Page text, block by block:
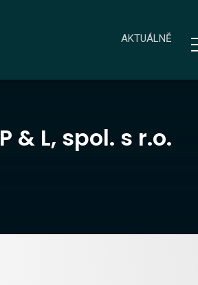
AKTUÁLNĚ
P & L, spol. s r.o.